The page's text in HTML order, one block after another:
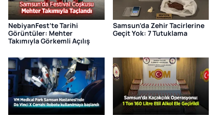
NebiyanFest’te Tarihi
Görüntüler: Mehter
Takımıyla Görkemli Açılış
Samsun’da Zehir Tacirlerine
Geçit Yok: 7 Tutuklama